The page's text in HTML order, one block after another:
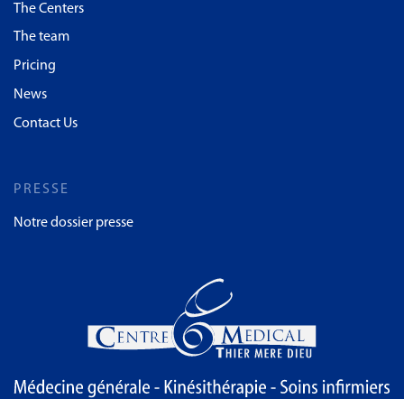
The Centers
The team
Pricing
News
Contact Us
PRESSE
Notre dossier presse